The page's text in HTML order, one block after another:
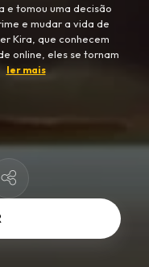
e tomou uma decisão
e mudar a vida de
Kira, que conhecem
online, eles se tornam
ler mais